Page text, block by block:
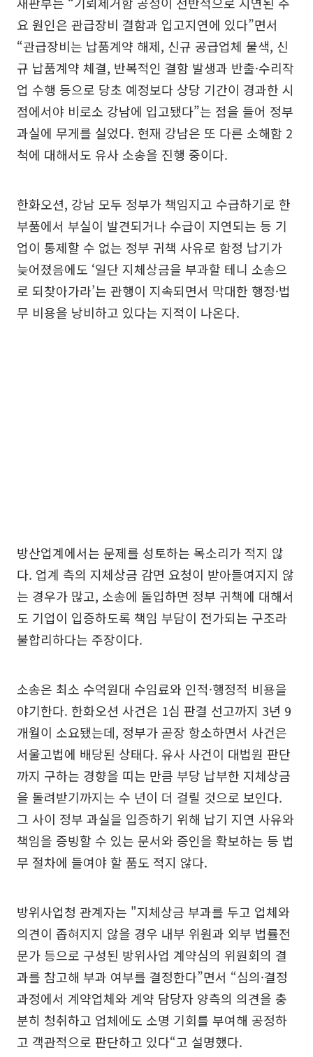
요 원인은 관급장비 결함과 입고지연에 있다”면서
“관급장비는 납품계약 해제, 신규 공급업체 물색, 신
규 납품계약 체결, 반복적인 결함 발생과 반출·수리작
업 수행 등으로 당초 예정보다 상당 기간이 경과한 시
점에서야 비로소 강남에 입고됐다”는 점을 들어 정부
과실에 무게를 실었다. 현재 강남은 또 다른 소해함 2
척에 대해서도 유사 소송을 진행 중이다.
한화오션, 강남 모두 정부가 책임지고 수급하기로 한
부품에서 부실이 발견되거나 수급이 지연되는 등 기
업이 통제할 수 없는 정부 귀책 사유로 함정 납기가
늦어졌음에도 ‘일단 지체상금을 부과할 테니 소송으
로 되찾아가라’는 관행이 지속되면서 막대한 행정·법
무 비용을 낭비하고 있다는 지적이 나온다.
방산업계에서는 문제를 성토하는 목소리가 적지 않
다. 업계 측의 지체상금 감면 요청이 받아들여지지 않
는 경우가 많고, 소송에 돌입하면 정부 귀책에 대해서
도 기업이 입증하도록 책임 부담이 전가되는 구조라
불합리하다는 주장이다.
소송은 최소 수억원대 수임료와 인적·행정적 비용을
야기한다. 한화오션 사건은 1심 판결 선고까지 3년 9
개월이 소요됐는데, 정부가 곧장 항소하면서 사건은
서울고법에 배당된 상태다. 유사 사건이 대법원 판단
까지 구하는 경향을 띠는 만큼 부당 납부한 지체상금
을 돌려받기까지는 수 년이 더 걸릴 것으로 보인다.
그 사이 정부 과실을 입증하기 위해 납기 지연 사유와
책임을 증빙할 수 있는 문서와 증인을 확보하는 등 법
무 절차에 들여야 할 품도 적지 않다.
방위사업청 관계자는 "지체상금 부과를 두고 업체와
의견이 좁혀지지 않을 경우 내부 위원과 외부 법률전
문가 등으로 구성된 방위사업 계약심의 위원회의 결
과를 참고해 부과 여부를 결정한다”면서 “심의·결정
과정에서 계약업체와 계약 담당자 양측의 의견을 충
분히 청취하고 업체에도 소명 기회를 부여해 공정하
고 객관적으로 판단하고 있다“고 설명했다.